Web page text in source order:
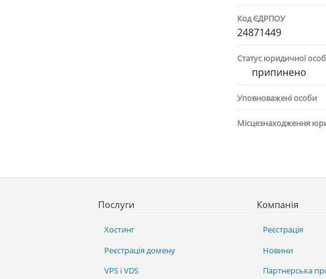
Код ЄДРПОУ
24871449
Статус юридичної
припинено
Уповноважені особи
Місцезнаходження
Послуги
Хостинг
Реєстрація домену
VPS і VDS
Компанія
Реєстрація
Новини
Партнерська